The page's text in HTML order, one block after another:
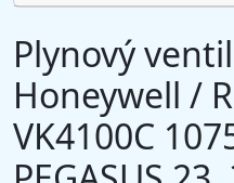
Plynový
Honeywell /
VK4100C